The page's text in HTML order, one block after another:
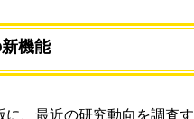
機能
に、最近の研究動向を調査す